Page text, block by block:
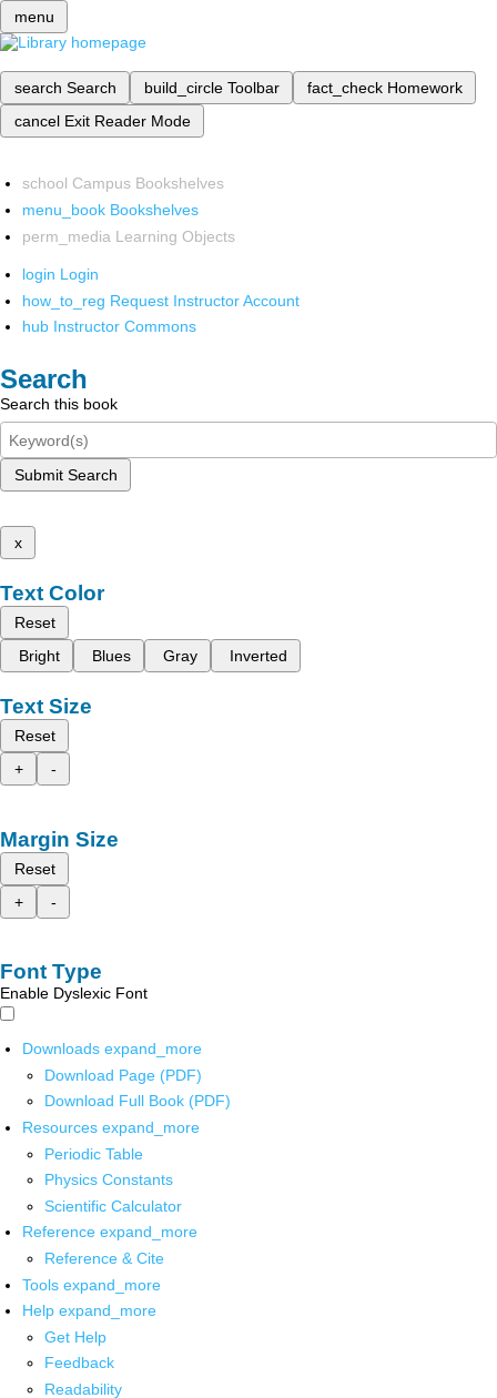
menu
search Search build_circle Toolbar fact_check Homework
cancel Exit Reader Mode
school Campus Bookshelves
menu_book Bookshelves
perm_media Learning Objects
login Login
how_to_reg Request Instructor Account
hub Instructor Commons
Search
Search this book
Submit Search
x
Text Color
Reset
Bright
Blues Gray Inverted
Text Size
Reset
+
-
Margin Size
Reset
+
-
Font Type
Enable Dyslexic Font
Downloads expand_more
Download Page (PDF)
Download Full Book (PDF)
Resources expand_more
Periodic Table
Physics Constants
Scientific Calculator
Reference expand_more
Reference & Cite
Tools expand_more
Help expand_more
Get Help
Feedback
Readability